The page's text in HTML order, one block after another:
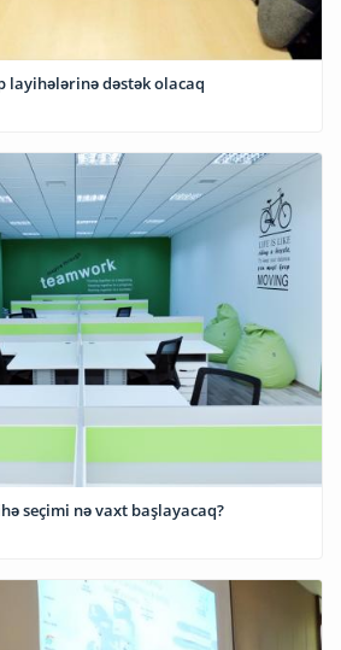
layihələrinə dəstək olacaq
seçimi nə vaxt başlayacaq?